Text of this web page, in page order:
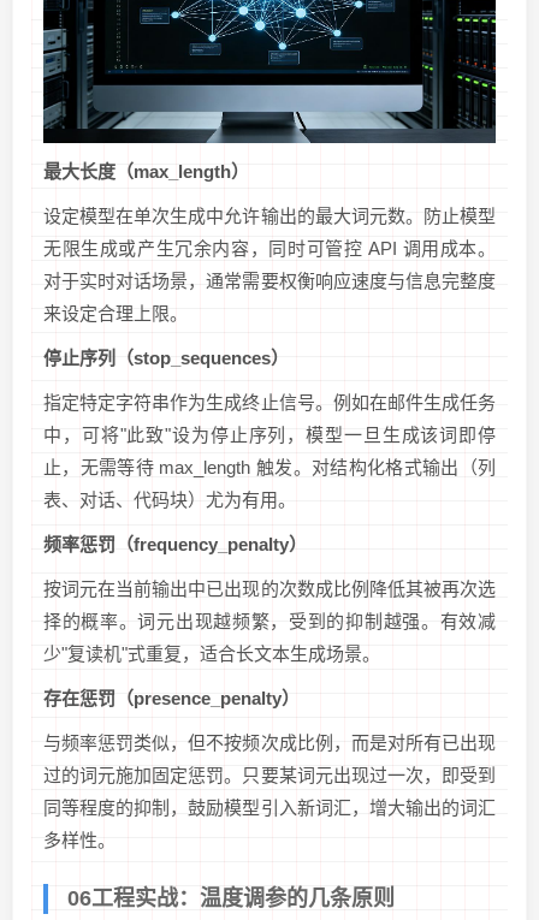
最大长度（max_length）
设定模型在单次生成中允许输出的最大词元数。防止模型
无限生成或产生冗余内容，同时可管控 API 调用成本。
对于实时对话场景，通常需要权衡响应速度与信息完整度
来设定合理上限。
停止序列（stop_sequences）
指定特定字符串作为生成终止信号。例如在邮件生成任务
中，可将"此致"设为停止序列，模型一旦生成该词即停
止，无需等待 max_length 触发。对结构化格式输出（列
表、对话、代码块）尤为有用。
频率惩罚（frequency_penalty）
按词元在当前输出中已出现的次数成比例降低其被再次选
择的概率。词元出现越频繁，受到的抑制越强。有效减
少"复读机"式重复，适合长文本生成场景。
存在惩罚（presence_penalty）
与频率惩罚类似，但不按频次成比例，而是对所有已出现
过的词元施加固定惩罚。只要某词元出现过一次，即受到
同等程度的抑制，鼓励模型引入新词汇，增大输出的词汇
多样性。
06工程实战：温度调参的几条原则